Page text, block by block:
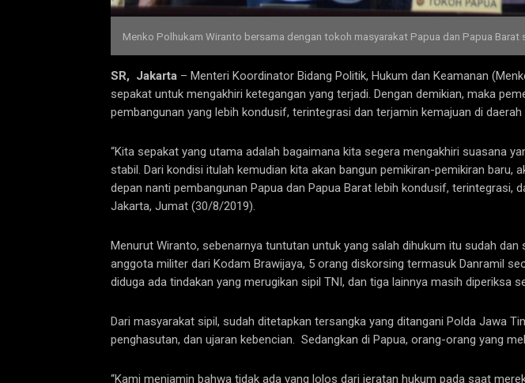
Menko Polhukam Wiranto bersama dengan tokoh masyarakat Papua dan Papua
SR, Jakarta – Menteri Koordinator Bidang Politik, Hukum dan Keamanan
sepakat untuk mengakhiri ketegangan yang terjadi. Dengan demikian, maka
pembangunan yang lebih kondusif, terintegrasi dan terjamin kemajuan di daerah
“Kita sepakat yang utama adalah bagaimana kita segera mengakhiri suasana
stabil. Dari kondisi itulah kemudian kita akan bangun pemikiran-pemikiran
depan nanti pembangunan Papua dan Papua Barat lebih kondusif, terintegrasi,
Jakarta, Jumat (30/8/2019).
Menurut Wiranto, sebenarnya tuntutan untuk yang salah dihukum itu sudah
anggota militer dari Kodam Brawijaya, 5 orang diskorsing termasuk Danramil
diduga ada tindakan yang merugikan sipil TNI, dan tiga lainnya masih diperiksa
Dari masyarakat sipil, sudah ditetapkan tersangka yang ditangani Polda Jawa
penghasutan, dan ujaran kebencian. Sedangkan di Papua, orang-orang yang
“Kami menjamin bahwa tidak ada yang lolos dari jeratan hukum pada saat